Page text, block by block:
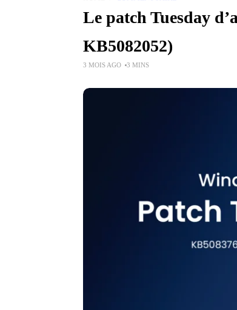
Le patch Tuesday
KB5082052)
3 MOIS AGO 3 MINS